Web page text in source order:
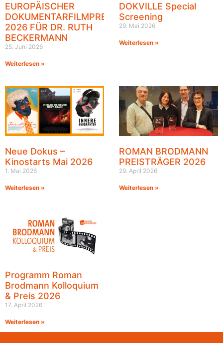
EUROPÄISCHER
DOKUMENTARFILMPREIS
2026 FÜR DR. RUTH
BECKERMANN
25. Juni 2026
Weiterlesen »
DOKVILLE Special
Screening
29. Mai 2026
Weiterlesen »
Neue Dokus –
Kinostarts Mai 2026
1. Mai 2026
Weiterlesen »
ROMAN BRODMANN
PREISTRÄGER 2026
29. April 2026
Weiterlesen »
Programm Roman
Brodmann Kolloquium
& Preis 2026
17. April 2026
Weiterlesen »